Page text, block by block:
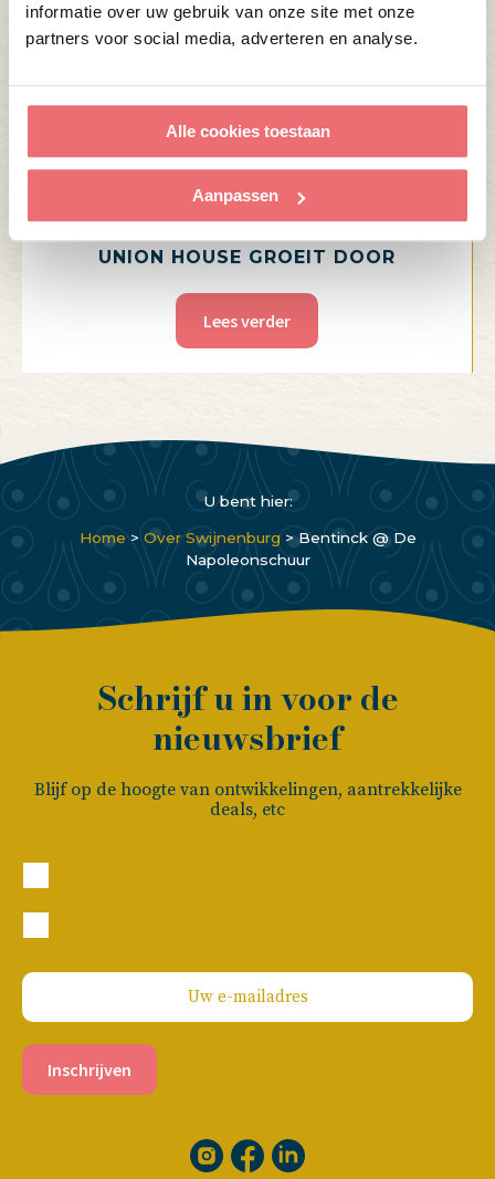
informatie over uw gebruik van onze site met onze
partners voor social media, adverteren en analyse.
Alle cookies toestaan
Aanpassen
UNION HOUSE GROEIT DOOR
Lees verder
U bent hier:
Home > Over Swijnenburg > Bentinck @ De
Napoleonschuur
Schrijf u in voor de
nieuwsbrief
Blijf op de hoogte van ontwikkelingen, aantrekkelijke
deals, etc
Inschrijven